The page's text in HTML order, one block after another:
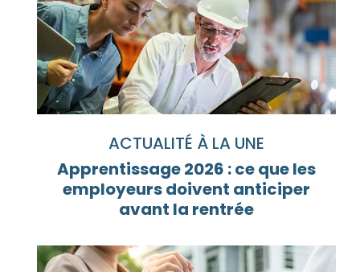
ACTUALITÉ À LA UNE
Apprentissage 2026 : ce que les
employeurs doivent anticiper
avant la rentrée